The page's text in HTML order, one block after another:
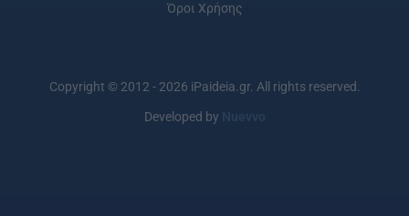
Όροι Χρήσης
Copyright © 2012 - 2026 iPaideia.gr. All rights reserved.
Developed by